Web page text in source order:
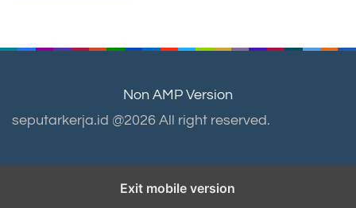
Non AMP Version
seputarkerja.id @2026 All right reserved.
Exit mobile version